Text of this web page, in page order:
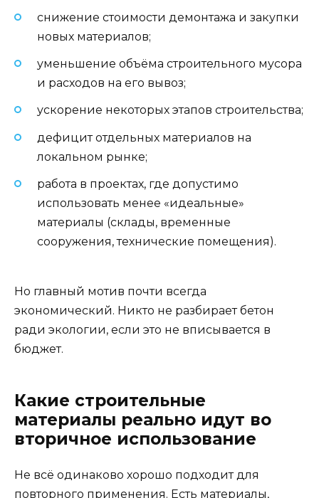
снижение стоимости демонтажа и закупки
новых материалов;
уменьшение объёма строительного мусора
и расходов на его вывоз;
ускорение некоторых этапов строительства;
дефицит отдельных материалов на
локальном рынке;
работа в проектах, где допустимо
использовать менее «идеальные»
материалы (склады, временные
сооружения, технические помещения).
Но главный мотив почти всегда
экономический. Никто не разбирает бетон
ради экологии, если это не вписывается в
бюджет.
Какие строительные
материалы реально идут во
вторичное использование
Не всё одинаково хорошо подходит для
повторного применения. Есть материалы,